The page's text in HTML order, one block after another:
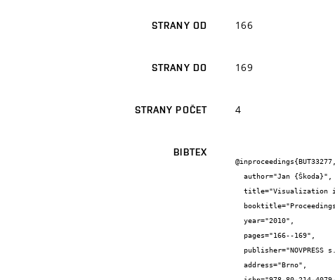
STRANY OD 166
STRANY DO 169
STRANY POČET 4
BIBTEX
@inproceedings{BUT33277,